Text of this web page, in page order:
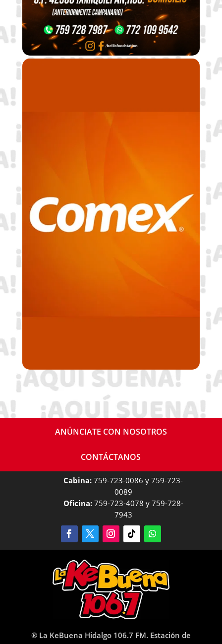
ANÚNCIATE CON NOSOTROS
CONTÁCTANOS
Cabina: 759-723-0086 y 759-723-
0089
Oficina:759-723-4078 y 759-728-
7943
® La KeBuena Hidalgo 106.7 FM. Estación de